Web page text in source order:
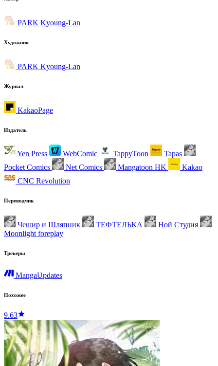
PARK Kyoung-Lan
Художник
PARK Kyoung-Lan
Журнал
KakaoPage
Издатель
Yen Press WebComic TappyToon
Tapas
Pocket Comics
Net Comics Mangatoon HK
Kakao
CNC Revolution
Переводчик
Чешир и Шляпник ТЕФТЕЛЬКА
Ной Студия
Moonlight foreplay
Трекеры
MangaUpdates
Похожее
9.63